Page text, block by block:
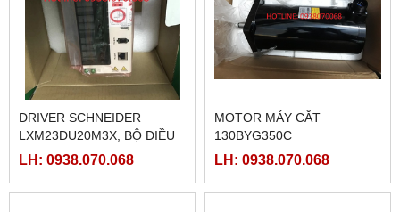
DRIVER SCHNEIDER
LXM23DU20M3X, BỘ ĐIỀU
KHIỂN SERVO
LH: 0938.070.068
MOTOR MÁY CẮT
130BYG350C
LH: 0938.070.068